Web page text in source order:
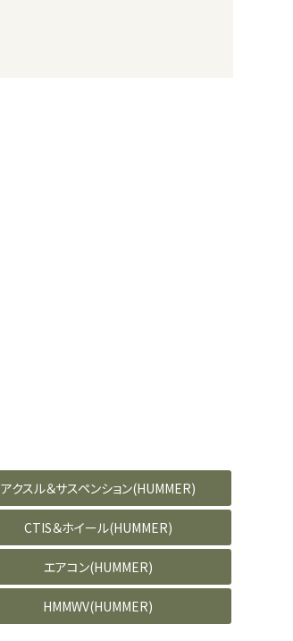
アクスル＆サスペンション(HUMMER)
CTIS＆ホイール(HUMMER)
エアコン(HUMMER)
HMMWV(HUMMER)